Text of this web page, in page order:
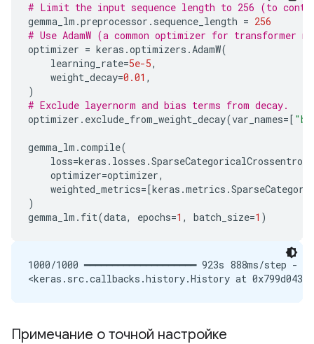
# Limit the input sequence length to 256 (to
gemma_lm .preprocessor . sequence_length = 256
# Use AdamW (a common optimizer for transformer
optimizer = keras .optimizers .AdamW(
learning_rate=5e-5,
weight_decay=0.01 ,
)
# Exclude layernorm and bias terms from decay.
optimizer . exclude_from_weight_decay(var_names=[
gemma_lm .compile(
loss=keras . losses .SparseCategoricalCrossentropy
optimizer=optimizer,
weighted_metrics=[keras .metrics .
)
gemma_lm . fit(data, epochs=1 , batch_size=1 )
1000/1000 ━━━━━━━━━━━━━━━━━━━━ 923s 888ms/
Примечание о точной настройке